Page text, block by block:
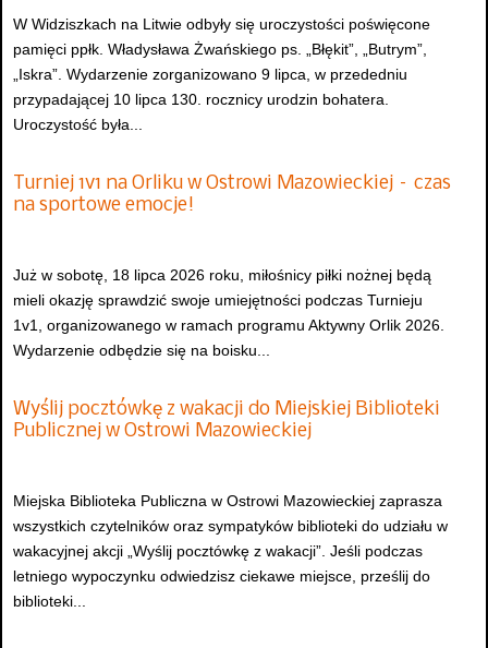
W Widziszkach na Litwie odbyły się uroczystości poświęcone
pamięci ppłk. Władysława Żwańskiego ps. „Błękit”, „Butrym”,
„Iskra”. Wydarzenie zorganizowano 9 lipca, w przededniu
przypadającej 10 lipca 130. rocznicy urodzin bohatera.
Uroczystość była...
Turniej 1v1 na Orliku w Ostrowi Mazowieckiej – czas
na sportowe emocje!
Już w sobotę, 18 lipca 2026 roku, miłośnicy piłki nożnej będą
mieli okazję sprawdzić swoje umiejętności podczas Turnieju
1v1, organizowanego w ramach programu Aktywny Orlik 2026.
Wydarzenie odbędzie się na boisku...
Wyślij pocztówkę z wakacji do Miejskiej Biblioteki
Publicznej w Ostrowi Mazowieckiej
Miejska Biblioteka Publiczna w Ostrowi Mazowieckiej zaprasza
wszystkich czytelników oraz sympatyków biblioteki do udziału w
wakacyjnej akcji „Wyślij pocztówkę z wakacji”. Jeśli podczas
letniego wypoczynku odwiedzisz ciekawe miejsce, prześlij do
biblioteki...